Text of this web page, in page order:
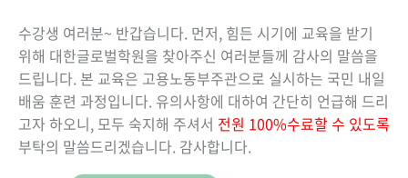
수강생 여러분~ 반갑습니다. 먼저, 힘든 시기에 교육을 받기
위해 대한글로벌학원을 찾아주신 여러분들께 감사의 말씀을
드립니다. 본 교육은 고용노동부주관으로 실시하는 국민 내일
배움 훈련 과정입니다. 유의사항에 대하여 간단히 언급해 드리
고자 하오니, 모두 숙지해 주셔서 전원 100%수료할 수 있도록
부탁의 말씀드리겠습니다. 감사합니다.